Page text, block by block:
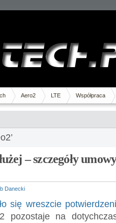
Aero2 LTE Współpraca
– szczegóły
Danecki
się wreszcie
pozostaje na